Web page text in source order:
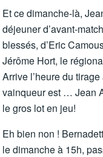
Et ce dimanche-là,
déjeuner d’avant-
blessés, d’Eric
Jérôme Hort, le
Arrive l’heure du
vainqueur est … Jean
le gros lot en jeu!
Eh bien non !
le dimanche à 15h,